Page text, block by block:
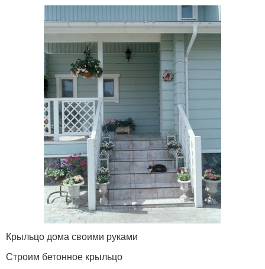
Крыльцо дома своими руками
Строим бетонное крыльцо